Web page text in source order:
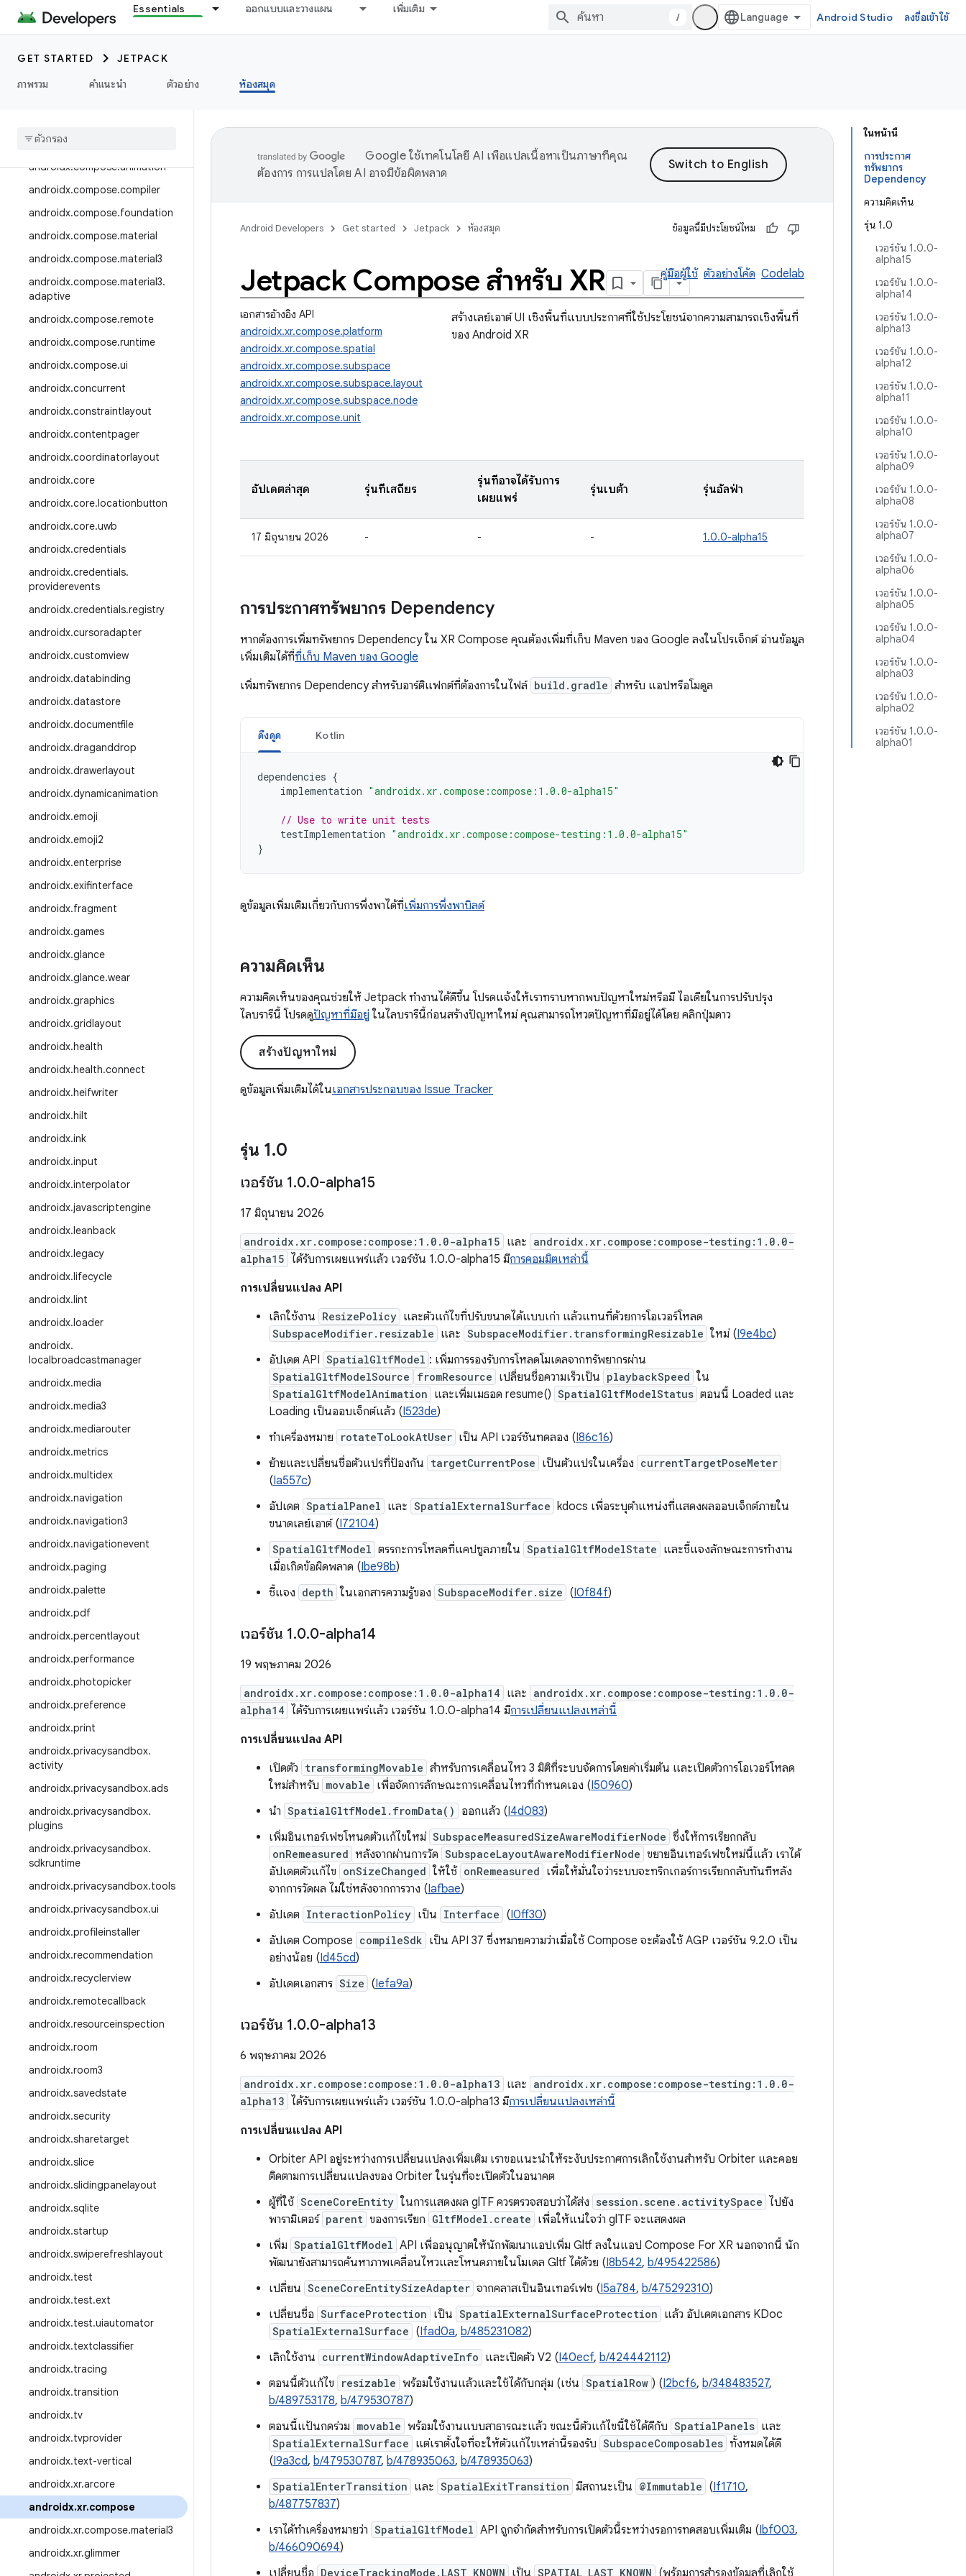
Essentials ออกแบบและวางแผน เพิ่มเติม
/ Android Studio ลงชื่อเข้าใช้
GET STARTED
JETPACK
ภาพรวม
คำแนะนำ ตัวอย่าง ห้องสมุด
androidx.camera.media3
androidx.camera.viewfinder
androidx.car
androidx
androidx.compose.animation
androidx.compose.compiler
androidx.compose.foundation
androidx.compose.material
androidx.compose.material3
androidx.compose.material3.
adaptive
androidx.compose.remote
androidx.compose.runtime
androidx.compose.ui
androidx.concurrent
androidx.constraintlayout
androidx.contentpager
androidx.coordinatorlayout
androidx.core
androidx.core.locationbutton
androidx.core.uwb
androidx.credentials
androidx.credentials.
providerevents
androidx.credentials.registry
androidx.cursoradapter
androidx.customview
androidx.databinding
androidx.datastore
androidx.documentfile
androidx.draganddrop
androidx.drawerlayout
androidx.dynamicanimation
androidx.emoji
androidx.emoji2
androidx.enterprise
androidx.exifinterface
androidx.fragment
androidx.games
androidx.glance
androidx.glance.wear
androidx.graphics
androidx.gridlayout
androidx.health
androidx.health.connect
androidx.heifwriter
androidx.hilt
androidx.ink
androidx.input
androidx.interpolator
androidx.javascriptengine
androidx.leanback
androidx.legacy
androidx.lifecycle
androidx.lint
androidx.loader
androidx.
localbroadcastmanager
androidx.media
androidx.media3
androidx.mediarouter
androidx.metrics
androidx.multidex
androidx.navigation
androidx.navigation3
androidx.navigationevent
androidx.paging
androidx.palette
androidx.pdf
androidx.percentlayout
androidx.performance
androidx.photopicker
androidx.preference
androidx.print
androidx.privacysandbox.
activity
androidx.privacysandbox.ads
androidx.privacysandbox.
plugins
androidx.privacysandbox.
sdkruntime
androidx.privacysandbox.tools
androidx.privacysandbox.ui
androidx.profileinstaller
androidx.recommendation
androidx.recyclerview
androidx.remotecallback
androidx.resourceinspection
androidx.room
androidx.room3
androidx.savedstate
androidx.security
androidx.sharetarget
androidx.slice
androidx.slidingpanelayout
androidx.sqlite
androidx.startup
androidx.swiperefreshlayout
androidx.test
androidx.test.ext
androidx.test.uiautomator
androidx.textclassifier
androidx.tracing
androidx.transition
androidx.tv
androidx.tvprovider
androidx.text-vertical
androidx.xr.arcore
androidx.xr.compose
androidx.xr.compose.material3
androidx.xr.glimmer
ในหน้านี้
การประกาศ
ทรัพยากร
Dependency
ความคิดเห็น
รุ่น 1.0
เวอร์ชัน 1.0.0-
alpha15
เวอร์ชัน 1.0.0-
alpha14
เวอร์ชัน 1.0.0-
alpha13
เวอร์ชัน 1.0.0-
alpha12
เวอร์ชัน 1.0.0-
alpha11
เวอร์ชัน 1.0.0-
alpha10
เวอร์ชัน 1.0.0-
alpha09
เวอร์ชัน 1.0.0-
alpha08
เวอร์ชัน 1.0.0-
alpha07
เวอร์ชัน 1.0.0-
alpha06
เวอร์ชัน 1.0.0-
alpha05
เวอร์ชัน 1.0.0-
alpha04
เวอร์ชัน 1.0.0-
alpha03
เวอร์ชัน 1.0.0-
alpha02
เวอร์ชัน 1.0.0-
alpha01
Google ใช้เทคโนโลยี AI เพื่อแปลเนื้อหาเป็นภาษาที่คุณ
ต้องการ การแปลโดย AI อาจมีข้อผิดพลาด
Android Developers Get started Jetpack ห้องสมุด ข้อมูลนี้มีประโยชน์ไหม
Jetpack Compose สำหรับ XR คู่มือผู้ใช้ ตัวอย่างโค้ด Codelab
เอกสารอ้างอิง API
androidx.xr.compose.platform
androidx.xr.compose.spatial
androidx.xr.compose.subspace
androidx.xr.compose.subspace.layout
androidx.xr.compose.subspace.node
androidx.xr.compose.unit
สร้างเลย์เอาต์ UI เชิงพื้นที่แบบประกาศที่ใช้ประโยชน์จากความสามารถเชิงพื้นที่
ของ Android XR
อัปเดตล่าสุด รุ่นที่เสถียร
รุ่นที่อาจได้รับการ
เผยแพร่
รุ่นเบต้า รุ่นอัลฟ่า
17 มิถุนายน 2026 - - - 1.0.0-alpha15
การประกาศทรัพยากร Dependency
หากต้องการเพิ่มทรัพยากร Dependency ใน XR Compose คุณต้องเพิ่มที่เก็บ Maven ของ Google ลงในโปรเจ็กต์ อ่านข้อมูล
เพิ่มเติมได้ที่ที่เก็บ Maven ของ Google
เพิ่มทรัพยากร Dependency สำหรับอาร์ติแฟกต์ที่ต้องการในไฟล์ build.gradle สำหรับ แอปหรือโมดูล
ดึงดูด Kotlin
dependencies {
implementation "androidx.xr.compose:compose:1.0.0-alpha15"
// Use to write unit tests
testImplementation "androidx.xr.compose:compose-testing:1.0.0-alpha15"
}
ดูข้อมูลเพิ่มเติมเกี่ยวกับการพึ่งพาได้ที่เพิ่มการพึ่งพาบิลด์
ความคิดเห็น
ความคิดเห็นของคุณช่วยให้ Jetpack ทำงานได้ดีขึ้น โปรดแจ้งให้เราทราบหากพบปัญหาใหม่หรือมี ไอเดียในการปรับปรุง
ไลบรารีนี้ โปรดดูปัญหาที่มีอยู่ ในไลบรารีนี้ก่อนสร้างปัญหาใหม่ คุณสามารถโหวตปัญหาที่มีอยู่ได้โดย คลิกปุ่มดาว
สร้างปัญหาใหม่
ดูข้อมูลเพิ่มเติมได้ในเอกสารประกอบของ Issue Tracker
รุ่น 1.0
เวอร์ชัน 1.0.0-alpha15
17 มิถุนายน 2026
androidx.xr.compose:compose:1.0.0-alpha15 และ androidx.xr.compose:compose-testing:1.0.0-
alpha15 ได้รับการเผยแพร่แล้ว เวอร์ชัน 1.0.0-alpha15 มีการคอมมิตเหล่านี้
การเปลี่ยนแปลง API
เลิกใช้งาน ResizePolicy และตัวแก้ไขที่ปรับขนาดได้แบบเก่า แล้วแทนที่ด้วยการโอเวอร์โหลด
SubspaceModifier.resizable และ SubspaceModifier.transformingResizable ใหม่ (I9e4bc)
อัปเดต API SpatialGltfModel : เพิ่มการรองรับการโหลดโมเดลจากทรัพยากรผ่าน
SpatialGltfModelSource fromResource เปลี่ยนชื่อความเร็วเป็น playbackSpeed ใน
SpatialGltfModelAnimation และเพิ่มเมธอด resume() SpatialGltfModelStatus ตอนนี้ Loaded และ
Loading เป็นออบเจ็กต์แล้ว (I523de)
ทำเครื่องหมาย
rotateToLookAtUser เป็น API เวอร์ชันทดลอง (I86c16)
ย้ายและเปลี่ยนชื่อตัวแปรที่ป้องกัน targetCurrentPose เป็นตัวแปรในเครื่อง currentTargetPoseMeter
(Ia557c)
อัปเดต SpatialPanel และ SpatialExternalSurface kdocs เพื่อระบุตำแหน่งที่แสดงผลออบเจ็กต์ภายใน
ขนาดเลย์เอาต์ (I72104)
SpatialGltfModel ตรรกะการโหลดที่แคปซูลภายใน SpatialGltfModelState และชี้แจงลักษณะการทำงาน
เมื่อเกิดข้อผิดพลาด (Ibe98b)
ชี้แจง depth ในเอกสารความรู้ของ SubspaceModifer.size (I0f84f)
เวอร์ชัน 1.0.0-alpha14
19 พฤษภาคม 2026
androidx.xr.compose:compose:1.0.0-alpha14 และ androidx.xr.compose:compose-testing:1.0.0-
alpha14 ได้รับการเผยแพร่แล้ว เวอร์ชัน 1.0.0-alpha14 มีการเปลี่ยนแปลงเหล่านี้
การเปลี่ยนแปลง API
เปิดตัว transformingMovable สำหรับการเคลื่อนไหว 3 มิติที่ระบบจัดการโดยค่าเริ่มต้น และเปิดตัวการโอเวอร์โหลด
ใหม่สำหรับ movable เพื่อจัดการลักษณะการเคลื่อนไหวที่กำหนดเอง (I50960)
นำ SpatialGltfModel.fromData() ออกแล้ว (I4d083)
เพิ่มอินเทอร์เฟซโหนดตัวแก้ไขใหม่ SubspaceMeasuredSizeAwareModifierNode ซึ่งให้การเรียกกลับ
onRemeasured หลังจากผ่านการวัด SubspaceLayoutAwareModifierNode ขยายอินเทอร์เฟซใหม่นี้แล้ว เราได้
อัปเดตตัวแก้ไข onSizeChanged ให้ใช้ onRemeasured เพื่อให้มั่นใจว่าระบบจะทริกเกอร์การเรียกกลับทันทีหลัง
จากการวัดผล ไม่ใช่หลังจากการวาง (Iafbae)
อัปเดต InteractionPolicy เป็น Interface (I0ff30)
อัปเดต Compose compileSdk เป็น API 37 ซึ่งหมายความว่าเมื่อใช้ Compose จะต้องใช้ AGP เวอร์ชัน 9.2.0 เป็น
อย่างน้อย (Id45cd)
อัปเดตเอกสาร Size (Iefa9a)
เวอร์ชัน 1.0.0-alpha13
6 พฤษภาคม 2026
androidx.xr.compose:compose:1.0.0-alpha13 และ androidx.xr.compose:compose-testing:1.0.0-
alpha13 ได้รับการเผยแพร่แล้ว เวอร์ชัน 1.0.0-alpha13 มีการเปลี่ยนแปลงเหล่านี้
การเปลี่ยนแปลง API
Orbiter API อยู่ระหว่างการเปลี่ยนแปลงเพิ่มเติม เราขอแนะนำให้ระงับประกาศการเลิกใช้งานสำหรับ Orbiter และคอย
ติดตามการเปลี่ยนแปลงของ Orbiter ในรุ่นที่จะเปิดตัวในอนาคต
ผู้ที่ใช้ SceneCoreEntity ในการแสดงผล glTF ควรตรวจสอบว่าได้ส่ง session.scene.activitySpace ไปยัง
พารามิเตอร์ parent ของการเรียก GltfModel.create เพื่อให้แน่ใจว่า glTF จะแสดงผล
เพิ่ม SpatialGltfModel API เพื่ออนุญาตให้นักพัฒนาแอปเพิ่ม Gltf ลงในแอป Compose For XR นอกจากนี้ นัก
พัฒนายังสามารถค้นหาภาพเคลื่อนไหวและโหนดภายในโมเดล Gltf ได้ด้วย (I8b542, b/495422586)
เปลี่ยน SceneCoreEntitySizeAdapter จากคลาสเป็นอินเทอร์เฟซ (I5a784, b/475292310)
เปลี่ยนชื่อ SurfaceProtection เป็น SpatialExternalSurfaceProtection แล้ว อัปเดตเอกสาร KDoc
SpatialExternalSurface (Ifad0a, b/485231082)
เลิกใช้งาน currentWindowAdaptiveInfo และเปิดตัว V2 (I40ecf, b/424442112)
ตอนนี้ตัวแก้ไข
resizable พร้อมใช้งานแล้วและใช้ได้กับกลุ่ม (เช่น SpatialRow ) (I2bcf6, b/348483527,
b/489753178, b/479530787)
ตอนนี้แป้นกดร่วม movable พร้อมใช้งานแบบสาธารณะแล้ว ขณะนี้ตัวแก้ไขนี้ใช้ได้ดีกับ SpatialPanels และ
SpatialExternalSurface แต่เราตั้งใจที่จะให้ตัวแก้ไขเหล่านี้รองรับ SubspaceComposables ทั้งหมดได้ดี
(I9a3cd, b/479530787, b/478935063, b/478935063)
SpatialEnterTransition และ SpatialExitTransition มีสถานะเป็น @Immutable (If1710,
b/487757837)
เราได้ทำเครื่องหมายว่า SpatialGltfModel API ถูกจำกัดสำหรับการเปิดตัวนี้ระหว่างรอการทดสอบเพิ่มเติม (Ibf003,
b/466090694)
เปลี่ยนชื่อ DeviceTrackingMode.LAST_KNOWN เป็น SPATIAL_LAST_KNOWN (พร้อมการสำรองข้อมูลที่เลิกใช้